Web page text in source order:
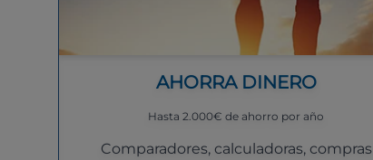
AHORRA DINERO
Hasta 2.000€ de ahorro por año
Comparadores, calculadoras, compras